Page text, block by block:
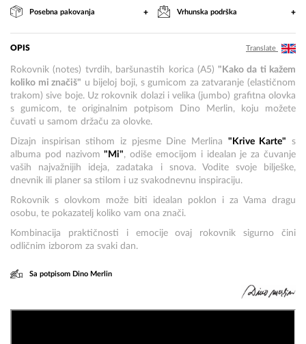
(white)
Posebna pakovanja + Vrhunska podrška +
OPIS Translate
Rokovnik (notes) tvrdih, baršunastih korica (A5) "Kako da ti kažem
koliko mi značiš" u bijeloj boji, s gumicom za zatvaranje (elastičnom
trakom) sive boje. Uz rokovnik dolazi i velika (jumbo) grafitna olovka
s gumicom, te originalnim potpisom Dino Merlin, koju možete
čuvati u samom držaču za olovke.
Dizajn inspirisan stihom iz pjesme Dine Merlina "Krive Karte" s
albuma pod nazivom"Mi", odiše emocijom i idealan je za čuvanje
vaših najvažnijih ideja, zadataka i snova. Vodite svoje bilješke,
dnevnik ili planer sa stilom i uz svakodnevnu inspiraciju.
Rokovnik s olovkom može biti idealan poklon i za Vama dragu
osobu, te pokazatelj koliko vam ona znači.
Kombinacija praktičnosti i emocije ovaj rokovnik sigurno čini
odličnim izborom za svaki dan.
Sa potpisom Dino Merlin